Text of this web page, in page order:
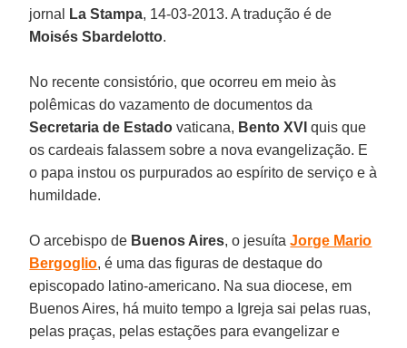
jornal
La Stampa, 14-03-2013. A tradução é de
Moisés Sbardelotto.
No recente consistório, que ocorreu em meio às
polêmicas do vazamento de documentos da
Secretaria de Estadovaticana, Bento XVIquis que
os cardeais falassem sobre a nova evangelização. E
o papa instou os purpurados ao espírito de serviço e à
humildade.
O arcebispo de Buenos Aires, o jesuítaJorge Mario
Bergoglio, é uma das figuras de destaque do
episcopado latino-americano. Na sua diocese, em
Buenos Aires, há muito tempo a Igreja sai pelas ruas,
pelas praças, pelas estações para evangelizar e